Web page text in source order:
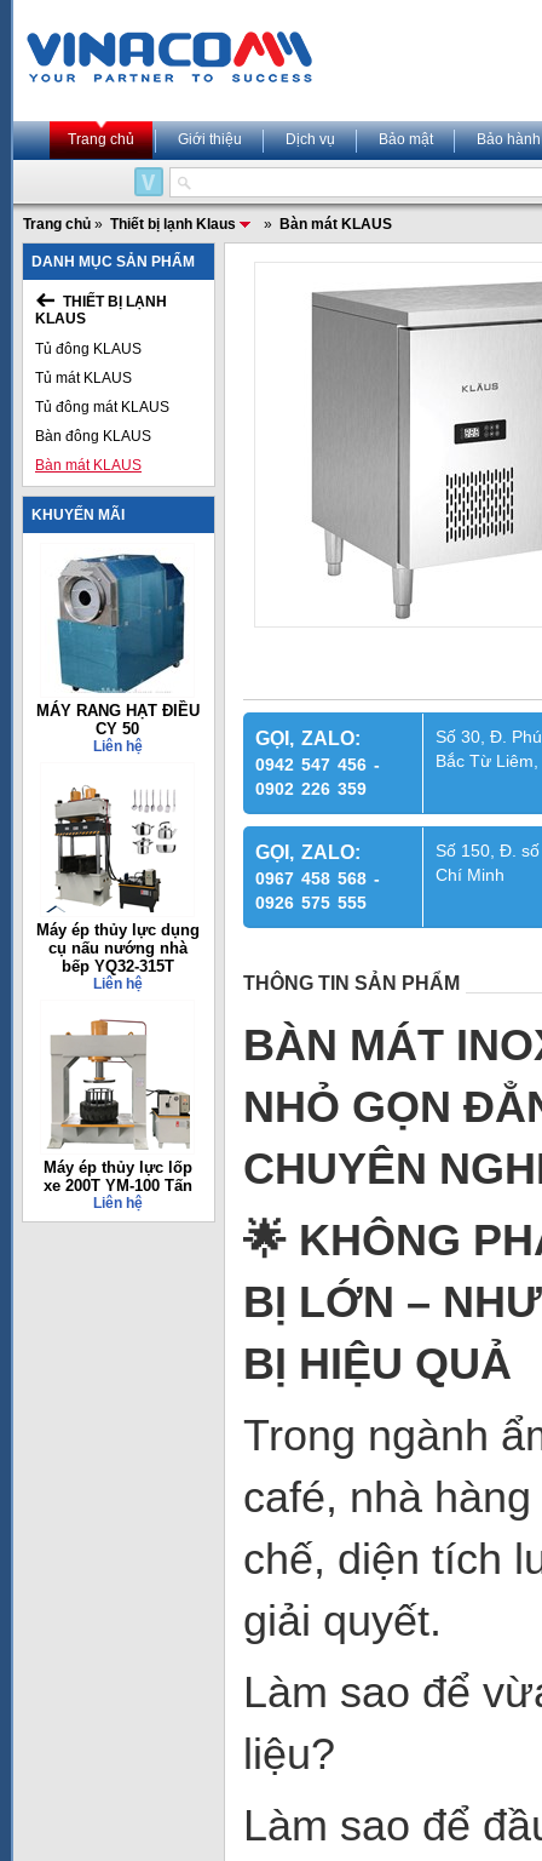
Trang chủ Giới thiệu Dịch vụ Bảo mật Bảo hành
Trang chủ » Thiết bị lạnh Klaus » Bàn mát KLAUS
DANH MỤC SẢN PHẨM
THIẾT BỊ LẠNH
KLAUS
Tủ đông KLAUS
Tủ mát KLAUS
Tủ đông mát KLAUS
Bàn đông KLAUS
Bàn mát KLAUS
KHUYẾN MÃI
MÁY RANG HẠT ĐIỀU
CY 50
Liên hệ
Máy ép thủy lực dụng
cụ nấu nướng nhà
bếp YQ32-315T
Liên hệ
Máy ép thủy lực lốp
xe 200T YM-100 Tấn
Liên hệ
GỌI, ZALO:
0942 547 456 -
0902 226 359
Số 30, Đ.
Bắc Từ
GỌI, ZALO:
0967 458 568 -
0926 575 555
Số 150, Đ.
Chí Minh
THÔNG TIN SẢN PHẨM
BÀN MÁT
NHỎ GỌN
CHUYÊN
🌟 KHÔNG
BỊ LỚN –
BỊ HIỆU QUẢ
Trong ngành
café, nhà
chế, diện tích
giải quyết.
Làm sao để
liệu?
Làm sao để